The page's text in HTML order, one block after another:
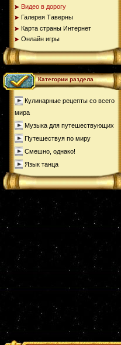
Видео в дорогу
Галерея Таверны
Карта страны Интернет
Онлайн игры
Категории раздела
Кулинарные рецепты со всего
мира
Музыка для путешествующих
Путешествуя по миру
Смешно, однако!
Язык танца